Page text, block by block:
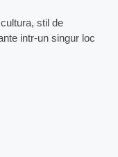
stil de
intr-un singur loc